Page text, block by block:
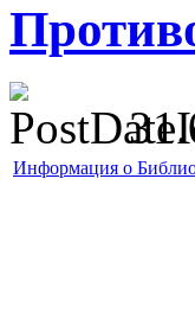
Информация о